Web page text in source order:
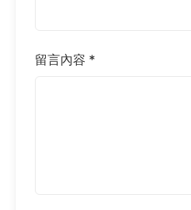
留言內容 *